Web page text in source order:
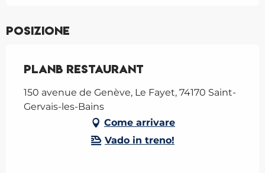
Posizione
PlanB Restaurant
150 avenue de Genève, Le Fayet, 74170 Saint-
Gervais-les-Bains
Come arrivare
Vado in treno!